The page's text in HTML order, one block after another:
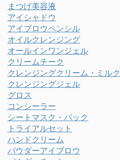
まつげ美容液
アイシャドウ
アイブロウペンシル
オイルクレンジング
オールインワンジェル
クリームチーク
クレンジングクリーム・ミルク
クレンジングジェル
グロス
コンシーラー
シートマスク・パック
トライアルセット
ハンドクリーム
パウダーアイブロウ